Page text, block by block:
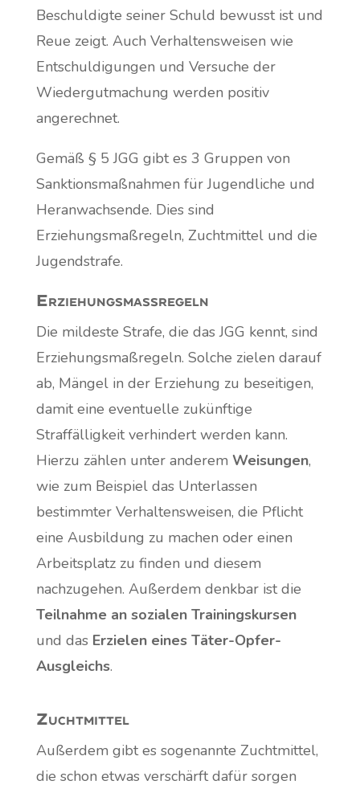
Beschuldigte seiner Schuld bewusst ist und
Reue zeigt. Auch Verhaltensweisen wie
Entschuldigungen und Versuche der
Wiedergutmachung werden positiv
angerechnet.
Gemäß § 5 JGG gibt es 3 Gruppen von
Sanktionsmaßnahmen für Jugendliche und
Heranwachsende. Dies sind
Erziehungsmaßregeln, Zuchtmittel und die
Jugendstrafe.
Erziehungsmaßregeln
Die mildeste Strafe, die das JGG kennt, sind
Erziehungsmaßregeln. Solche zielen darauf
ab, Mängel in der Erziehung zu beseitigen,
damit eine eventuelle zukünftige
Straffälligkeit verhindert werden kann.
Hierzu zählen unter anderem Weisungen,
wie zum Beispiel das Unterlassen
bestimmter Verhaltensweisen, die Pflicht
eine Ausbildung zu machen oder einen
Arbeitsplatz zu finden und diesem
nachzugehen. Außerdem denkbar ist die
Teilnahme an sozialen Trainingskursen
und das Erzielen eines Täter-Opfer-
Ausgleichs.
Zuchtmittel
Außerdem gibt es sogenannte Zuchtmittel,
die schon etwas verschärft dafür sorgen